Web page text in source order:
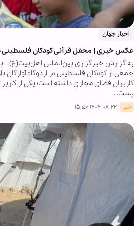
اخبار جهان
عکس خبری | محفل قرآنی کودکان فلسطینی در
به گزارش خبرگزاری بین‌المللی اهل‌بیت(ع) ـ
جمعی از کودکان فلسطینی در اردوگاه آوارگان
کاربران فضای مجازی داشته است؛ یکی از
پست…
خبر ۱۴۰۴-۰۸-۲۲ ۱۵:۵۶